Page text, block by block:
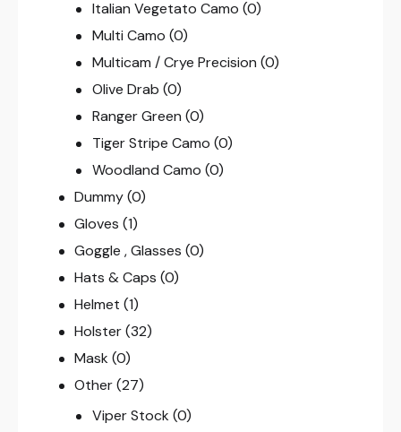
Italian Vegetato Camo (0)
Multi Camo (0)
Multicam / Crye Precision (0)
Olive Drab (0)
Ranger Green (0)
Tiger Stripe Camo (0)
Woodland Camo (0)
Dummy (0)
Gloves (1)
Goggle , Glasses (0)
Hats & Caps (0)
Helmet (1)
Holster (32)
Mask (0)
Other (27)
Viper Stock (0)